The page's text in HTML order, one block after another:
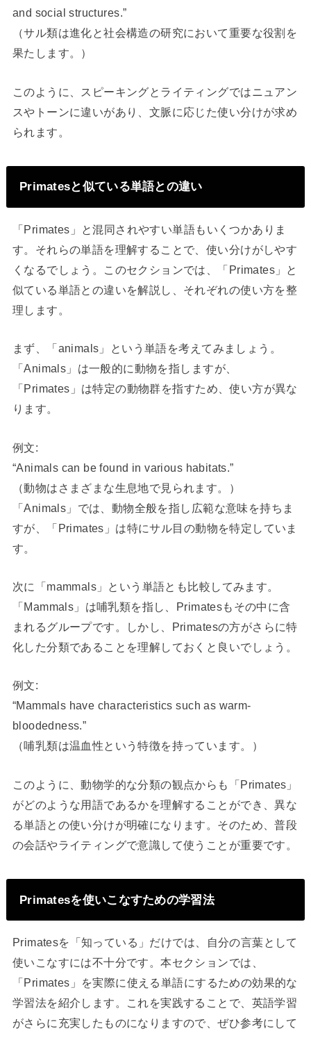
and social structures.”
（サル類は進化と社会構造の研究において重要な役割を
果たします。）
このように、スピーキングとライティングではニュアン
スやトーンに違いがあり、文脈に応じた使い分けが求め
られます。
Primatesと似ている単語との違い
「Primates」と混同されやすい単語もいくつかありま
す。それらの単語を理解することで、使い分けがしやす
くなるでしょう。このセクションでは、「Primates」と
似ている単語との違いを解説し、それぞれの使い方を整
理します。
まず、「animals」という単語を考えてみましょう。
「Animals」は一般的に動物を指しますが、
「Primates」は特定の動物群を指すため、使い方が異な
ります。
例文:
“Animals can be found in various habitats.”
（動物はさまざまな生息地で見られます。）
「Animals」では、動物全般を指し広範な意味を持ちま
すが、「Primates」は特にサル目の動物を特定していま
す。
次に「mammals」という単語とも比較してみます。
「Mammals」は哺乳類を指し、Primatesもその中に含
まれるグループです。しかし、Primatesの方がさらに特
化した分類であることを理解しておくと良いでしょう。
例文:
“Mammals have characteristics such as warm-
bloodedness.”
（哺乳類は温血性という特徴を持っています。）
このように、動物学的な分類の観点からも「Primates」
がどのような用語であるかを理解することができ、異な
る単語との使い分けが明確になります。そのため、普段
の会話やライティングで意識して使うことが重要です。
Primatesを使いこなすための学習法
Primatesを「知っている」だけでは、自分の言葉として
使いこなすには不十分です。本セクションでは、
「Primates」を実際に使える単語にするための効果的な
学習法を紹介します。これを実践することで、英語学習
がさらに充実したものになりますので、ぜひ参考にして